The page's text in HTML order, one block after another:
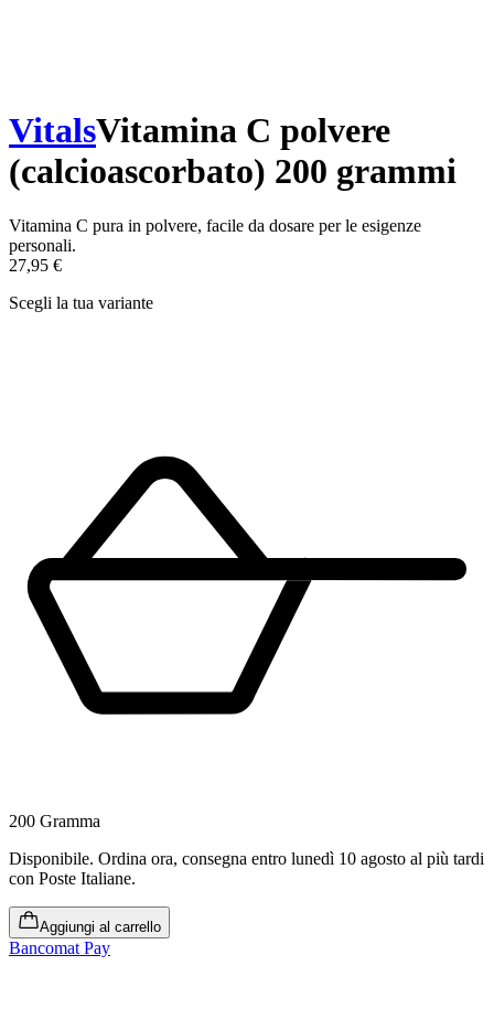
VitalsVitamina C polvere
(calcioascorbato) 200 grammi
Vitamina C pura in polvere, facile da dosare per le esigenze
personali.
27,95 €
Scegli la tua variante
200 Gramma
Disponibile. Ordina ora, consegna entro lunedì 10 agosto al più tardi
con Poste Italiane.
Aggiungi al carrello
Bancomat Pay